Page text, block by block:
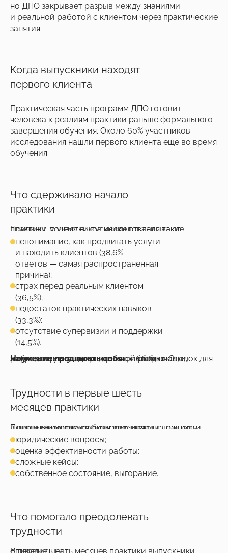
но ДПО закрывает разрыв между знаниями
и реальной работой с клиентом через практические
занятия.
Когда выпускники находят
первого клиента
Практическая часть программ ДПО готовит
человека к реалиям практики раньше формального
завершения обучения. Около 60% участников
исследования нашли первого клиента еще во время
обучения.
Что сдерживало начало
практики
Причины, почему выпускники откладывают практику, у участников исследования такие:
непонимание, как продвигать услуги
и находить клиентов (38,6%
ответов — самая распространенная
причина);
страх перед реальным клиентом
(36,5%);
недостаток практических навыков
(33,3%);
отсутствие супервизии и поддержки
(14,5%).
Неумение продвигать себя
— проблема за пределами университетской скамьи. Это маркетинг услуг, договорная работа, налоги, защита персональных данных, выбор площадок для работы.
Трудности в первые шесть
месяцев практики
Даже у выпускников, которые начали практику, в первые полгода работы возникают сложности. По данным исследования, это:
юридические вопросы;
оценка эффективности работы;
сложные кейсы;
собственное состояние, выгорание.
Что помогало преодолевать
трудности
В первые шесть месяцев практики выпускники опирались на: